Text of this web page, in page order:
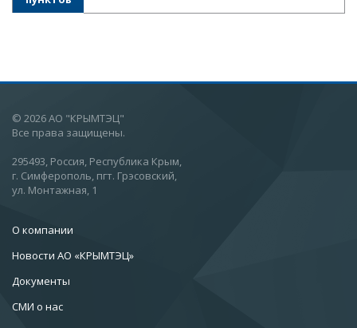
© 2026 АО "КРЫМТЭЦ"
Все права защищены.
295493, Россия, Республика Крым,
г. Симферополь, пгт. Грэсовский,
ул. Монтажная, 1
О компании
Новости АО «КРЫМТЭЦ»
Документы
СМИ о нас